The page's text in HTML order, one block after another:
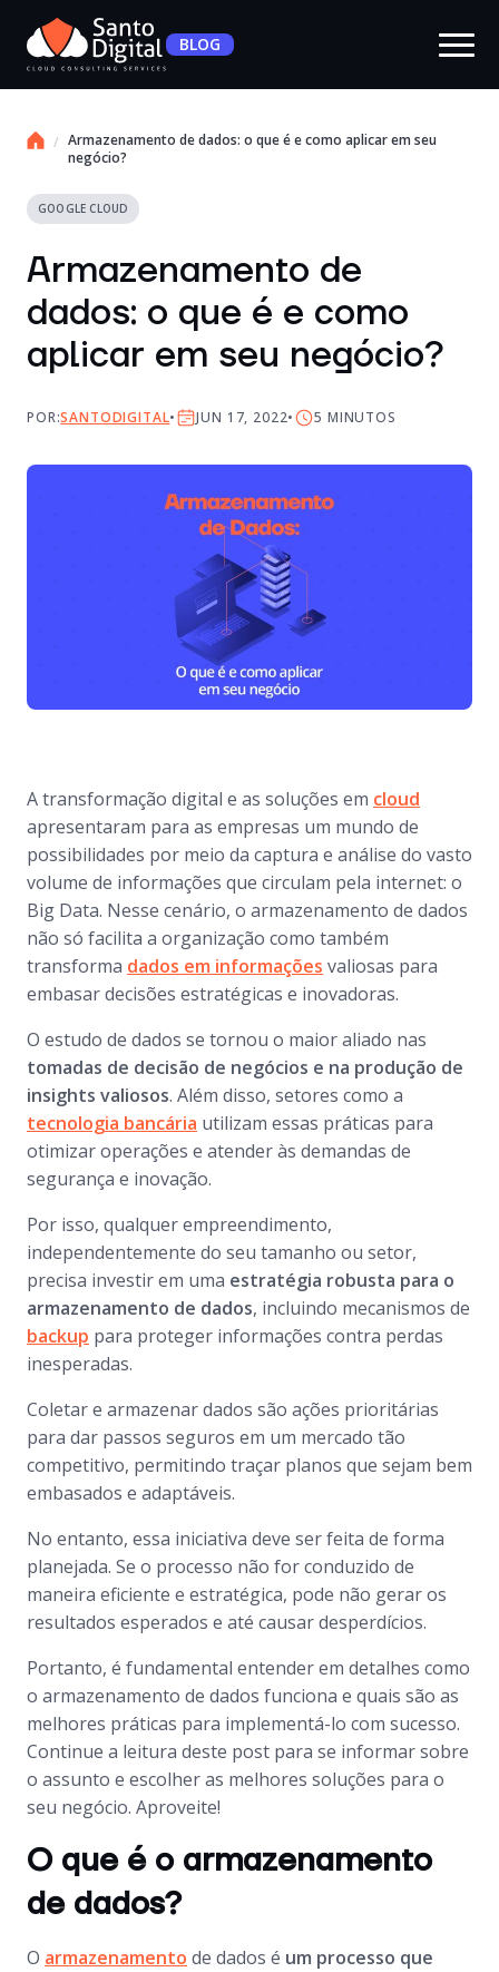
BLOG
Armazenamento de dados: o que é e como aplicar em seu
negócio?
GOOGLE CLOUD
Armazenamento de
dados: o que é e como
aplicar em seu negócio?
POR:SANTODIGITAL JUN 17, 2022 5 MINUTOS
A transformação digital e as soluções em cloud
apresentaram para as empresas um mundo de
possibilidades por meio da captura e análise do vasto
volume de informações que circulam pela internet: o
Big Data. Nesse cenário, o armazenamento de dados
não só facilita a organização como também
transforma dados em informações valiosas para
embasar decisões estratégicas e inovadoras.
O estudo de dados se tornou o maior aliado nas
tomadas de decisão de negócios e na produção de
insights valiosos. Além disso, setores como a
tecnologia bancária utilizam essas práticas para
otimizar operações e atender às demandas de
segurança e inovação.
Por isso, qualquer empreendimento,
independentemente do seu tamanho ou setor,
precisa investir em uma estratégia robusta para o
armazenamento de dados, incluindo mecanismos de
backup para proteger informações contra perdas
inesperadas.
Coletar e armazenar dados são ações prioritárias
para dar passos seguros em um mercado tão
competitivo, permitindo traçar planos que sejam bem
embasados e adaptáveis.
No entanto, essa iniciativa deve ser feita de forma
planejada. Se o processo não for conduzido de
maneira eficiente e estratégica, pode não gerar os
resultados esperados e até causar desperdícios.
Portanto, é fundamental entender em detalhes como
o armazenamento de dados funciona e quais são as
melhores práticas para implementá-lo com sucesso.
Continue a leitura deste post para se informar sobre
o assunto e escolher as melhores soluções para o
seu negócio. Aproveite!
O que é o armazenamento
de dados?
O armazenamento de dados é um processo que